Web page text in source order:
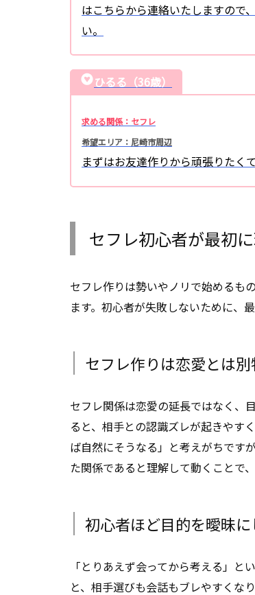
はこちらから連絡いたしますので
い。
ひるる（36歳）
求める関係：セフレ
希望エリア：尼崎市周辺
まずはお友達作りから頑張りたく
セフレ初心者が最初
セフレ作りは勢いやノリで始めるも
ます。初心者が失敗しないために、
セフレ作りは恋愛とは
セフレ関係は恋愛の延長ではなく、
ると、相手との認識ズレが起きやす
ば自然にそうなる」と考えがちです
た関係であると理解して動くことで
初心者ほど目的を曖昧
「とりあえず会ってから考える」
と、相手選びも会話もブレやすくな